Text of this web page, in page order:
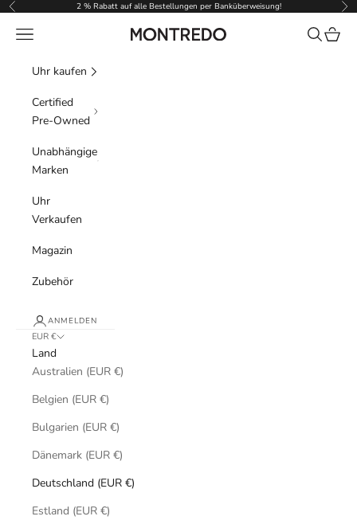
Zum Inhalt springen
Zurück 2 % Rabatt auf alle Bestellungen per Banküberweisung! Vor
Montredo
Menü Suchen
Uhr kaufen
Certified
Pre-Owned
Unabhängige
Marken
Uhr
Verkaufen
Magazin
Zubehör
ANMELDEN
EUR €
Land
Australien (EUR €)
Belgien (EUR €)
Bulgarien (EUR €)
Dänemark (EUR €)
Deutschland (EUR €)
Estland (EUR €)